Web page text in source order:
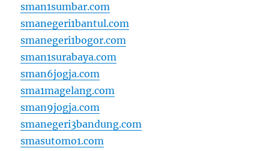
sman1sumbar.com
smanegeri1bantul.com
smanegeri1bogor.com
sman1surabaya.com
sman6jogja.com
sma1magelang.com
sman9jogja.com
smanegeri3bandung.com
smasutomo1.com